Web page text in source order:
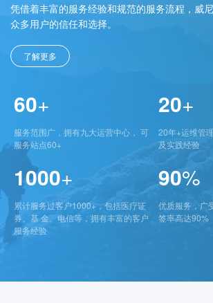
凭借着丰富的服务经验和规范的服务流程，威
众多用户的信任和选择。
了解更多
60+
服务范围广，拥有九大运营中心， 可
服务站点60+
20+
20年+运维管
及实践经验
1000+
累计服务过客户1000+，包括医疗证
券、基 金、电信等，拥有丰富的客户
服务经验
90%
优质服务，广
签率高达90%